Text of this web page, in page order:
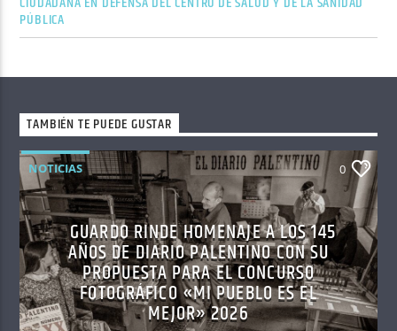
PÚBLICA
TAMBIÉN TE PUEDE GUSTAR
NOTICIAS 0
GUARDO RINDE HOMENAJE A LOS 145
AÑOS DE DIARIO PALENTINO CON SU
PROPUESTA PARA EL CONCURSO
FOTOGRÁFICO «MI PUEBLO ES EL
MEJOR» 2026